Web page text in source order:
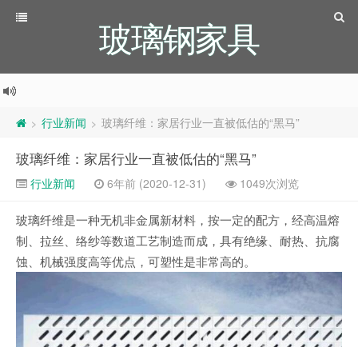
玻璃钢家具
> 行业新闻 > 玻璃纤维：家居行业一直被低估的“黑马”
玻璃纤维：家居行业一直被低估的“黑马”
行业新闻 6年前 (2020-12-31) 1049次浏览
玻璃纤维是一种无机非金属新材料，按一定的配方，经高温熔
制、拉丝、络纱等数道工艺制造而成，具有绝缘、耐热、抗腐
蚀、机械强度高等优点，可塑性是非常高的。